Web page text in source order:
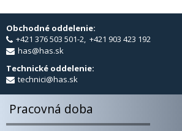
Obchodné oddelenie:
+421 376 503 501-2, +421 903 423 192
has@has.sk
Technické oddelenie:
technici@has.sk
Pracovná doba